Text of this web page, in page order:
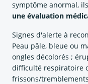
symptôme anormal,
une évaluation
Signes d'alerte à
Peau pâle, bleue ou
ongles décolorés ;
difficulté respiratoire
frissons/